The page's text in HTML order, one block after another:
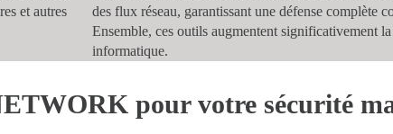
et autres
des flux réseau, garantissant une défense complète
Ensemble, ces outils augmentent significativement
informatique.
pour votre sécurité